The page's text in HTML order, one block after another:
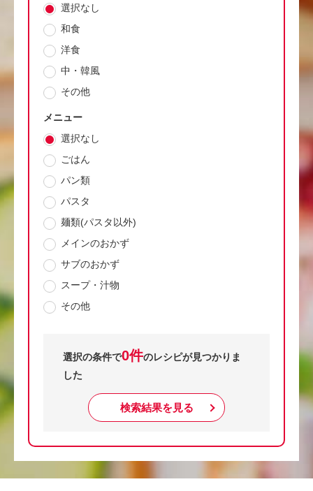
選択なし
和食
洋食
中・韓風
その他
メニュー
選択なし
ごはん
パン類
パスタ
麺類(パスタ以外)
メインのおかず
サブのおかず
スープ・汁物
その他
選択の条件で0件のレシピが見つかりま
した
検索結果を見る